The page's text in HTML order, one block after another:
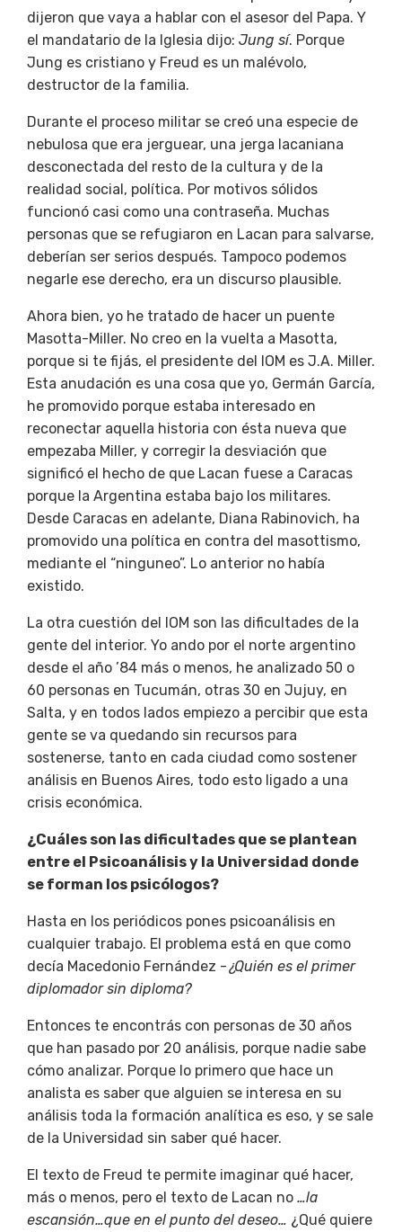
dijeron que vaya a hablar con el asesor del Papa. Y
el mandatario de la Iglesia dijo: Jung sí. Porque
Jung es cristiano y Freud es un malévolo,
destructor de la familia.
Durante el proceso militar se creó una especie de
nebulosa que era jerguear, una jerga lacaniana
desconectada del resto de la cultura y de la
realidad social, política. Por motivos sólidos
funcionó casi como una contraseña. Muchas
personas que se refugiaron en Lacan para salvarse,
deberían ser serios después. Tampoco podemos
negarle ese derecho, era un discurso plausible.
Ahora bien, yo he tratado de hacer un puente
Masotta-Miller. No creo en la vuelta a Masotta,
porque si te fijás, el presidente del IOM es J.A. Miller.
Esta anudación es una cosa que yo, Germán García,
he promovido porque estaba interesado en
reconectar aquella historia con ésta nueva que
empezaba Miller, y corregir la desviación que
significó el hecho de que Lacan fuese a Caracas
porque la Argentina estaba bajo los militares.
Desde Caracas en adelante, Diana Rabinovich, ha
promovido una política en contra del masottismo,
mediante el “ninguneo”. Lo anterior no había
existido.
La otra cuestión del IOM son las dificultades de la
gente del interior. Yo ando por el norte argentino
desde el año ’84 más o menos, he analizado 50 o
60 personas en Tucumán, otras 30 en Jujuy, en
Salta, y en todos lados empiezo a percibir que esta
gente se va quedando sin recursos para
sostenerse, tanto en cada ciudad como sostener
análisis en Buenos Aires, todo esto ligado a una
crisis económica.
¿Cuáles son las dificultades que se plantean
entre el Psicoanálisis y la Universidad donde
se forman los psicólogos?
Hasta en los periódicos pones psicoanálisis en
cualquier trabajo. El problema está en que como
decía Macedonio Fernández -¿Quién es el primer
diplomador sin diploma?
Entonces te encontrás con personas de 30 años
que han pasado por 20 análisis, porque nadie sabe
cómo analizar. Porque lo primero que hace un
analista es saber que alguien se interesa en su
análisis toda la formación analítica es eso, y se sale
de la Universidad sin saber qué hacer.
El texto de Freud te permite imaginar qué hacer,
más o menos, pero el texto de Lacan no …la
escansión…que en el punto del deseo… ¿Qué quiere